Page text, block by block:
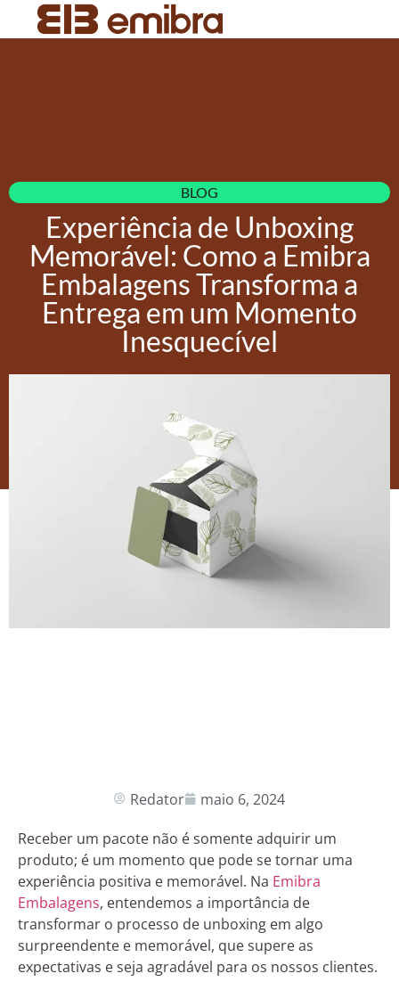
BLOG
Experiência de Unboxing
Memorável: Como a Emibra
Embalagens Transforma a
Entrega em um Momento
Inesquecível
Redator
maio 6, 2024
Receber um pacote não é somente adquirir um
produto; é um momento que pode se tornar uma
experiência positiva e memorável. Na Emibra
Embalagens, entendemos a importância de
transformar o processo de unboxing em algo
surpreendente e memorável, que supere as
expectativas e seja agradável para os nossos clientes.